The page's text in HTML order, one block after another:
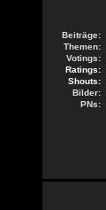
Beiträge:
Themen:
Votings:
Ratings:
Shouts:
Bilder:
PNs: